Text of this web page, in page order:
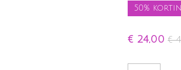
50%
€ 24,00 €